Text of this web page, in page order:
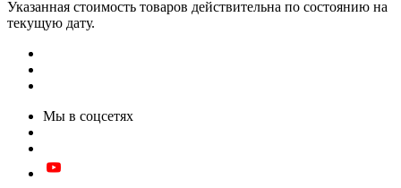
Указанная стоимость товаров действительна по состоянию на
текущую дату.
Мы в соцсетях